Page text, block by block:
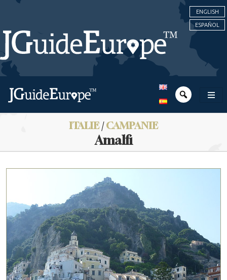
ENGLISH
ESPAÑOL
ITALIE/CAMPANIE
Amalfi